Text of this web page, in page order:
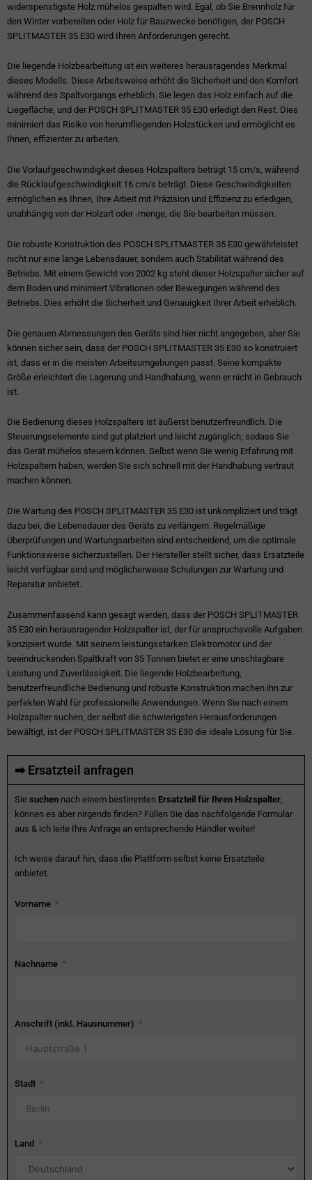
widerspenstigste Holz mühelos gespalten wird. Egal, ob Sie Brennholz für
den Winter vorbereiten oder Holz für Bauzwecke benötigen, der POSCH
SPLITMASTER 35 E30 wird Ihren Anforderungen gerecht.
Die liegende Holzbearbeitung ist ein weiteres herausragendes Merkmal
dieses Modells. Diese Arbeitsweise erhöht die Sicherheit und den Komfort
während des Spaltvorgangs erheblich. Sie legen das Holz einfach auf die
Liegefläche, und der POSCH SPLITMASTER 35 E30 erledigt den Rest. Dies
minimiert das Risiko von herumfliegenden Holzstücken und ermöglicht es
Ihnen, effizienter zu arbeiten.
Die Vorlaufgeschwindigkeit dieses Holzspalters beträgt 15 cm/s, während
die Rücklaufgeschwindigkeit 16 cm/s beträgt. Diese Geschwindigkeiten
ermöglichen es Ihnen, Ihre Arbeit mit Präzision und Effizienz zu erledigen,
unabhängig von der Holzart oder -menge, die Sie bearbeiten müssen.
Die robuste Konstruktion des POSCH SPLITMASTER 35 E30 gewährleistet
nicht nur eine lange Lebensdauer, sondern auch Stabilität während des
Betriebs. Mit einem Gewicht von 2002 kg steht dieser Holzspalter sicher auf
dem Boden und minimiert Vibrationen oder Bewegungen während des
Betriebs. Dies erhöht die Sicherheit und Genauigkeit Ihrer Arbeit erheblich.
Die genauen Abmessungen des Geräts sind hier nicht angegeben, aber Sie
können sicher sein, dass der POSCH SPLITMASTER 35 E30 so konstruiert
ist, dass er in die meisten Arbeitsumgebungen passt. Seine kompakte
Größe erleichtert die Lagerung und Handhabung, wenn er nicht in Gebrauch
ist.
Die Bedienung dieses Holzspalters ist äußerst benutzerfreundlich. Die
Steuerungselemente sind gut platziert und leicht zugänglich, sodass Sie
das Gerät mühelos steuern können. Selbst wenn Sie wenig Erfahrung mit
Holzspaltern haben, werden Sie sich schnell mit der Handhabung vertraut
machen können.
Die Wartung des POSCH SPLITMASTER 35 E30 ist unkompliziert und trägt
dazu bei, die Lebensdauer des Geräts zu verlängern. Regelmäßige
Überprüfungen und Wartungsarbeiten sind entscheidend, um die optimale
Funktionsweise sicherzustellen. Der Hersteller stellt sicher, dass Ersatzteile
leicht verfügbar sind und möglicherweise Schulungen zur Wartung und
Reparatur anbietet.
Zusammenfassend kann gesagt werden, dass der POSCH SPLITMASTER
35 E30 ein herausragender Holzspalter ist, der für anspruchsvolle Aufgaben
konzipiert wurde. Mit seinem leistungsstarken Elektromotor und der
beeindruckenden Spaltkraft von 35 Tonnen bietet er eine unschlagbare
Leistung und Zuverlässigkeit. Die liegende Holzbearbeitung,
benutzerfreundliche Bedienung und robuste Konstruktion machen ihn zur
perfekten Wahl für professionelle Anwendungen. Wenn Sie nach einem
Holzspalter suchen, der selbst die schwierigsten Herausforderungen
bewältigt, ist der POSCH SPLITMASTER 35 E30 die ideale Lösung für Sie.
➡ Ersatzteil anfragen
Sie suchen nach einem bestimmten Ersatzteil für Ihren Holzspalter
können es aber nirgends finden? Füllen Sie das nachfolgende Formular
aus & ich leite Ihre Anfrage an entsprechende Händler weiter!
Ich weise darauf hin, dass die Plattform selbst keine Ersatzteile
anbietet.
Vorname
Nachname
Anschrift (inkl. Hausnummer)
Stadt
Land